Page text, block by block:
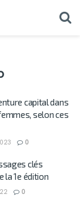
capital dans
selon ces
0
clés
la 1e édition
0